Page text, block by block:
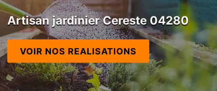
Artisan jardinier Cereste 04280
VOIR NOS REALISATIONS